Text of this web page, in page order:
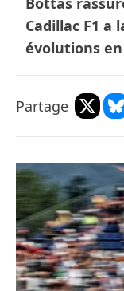
Cadillac F1 a
évolutions
Partage